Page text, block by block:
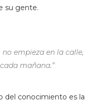
su gente.
no empieza en la calle,
mañana.”
del conocimiento es la